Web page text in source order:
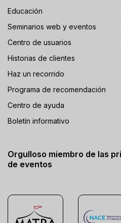
Educación
Seminarios web y eventos
Centro de usuarios
Historias de clientes
Haz un recorrido
Programa de recomendación
Centro de ayuda
Boletín informativo
Orgulloso miembro de las
de eventos